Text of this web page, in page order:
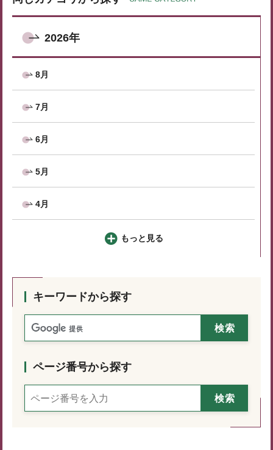
2026年
8月
7月
6月
5月
4月
もっと見る
キーワードから探す
ページ番号から探す